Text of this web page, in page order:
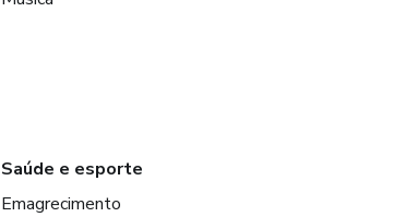
Saúde e esporte
Emagrecimento